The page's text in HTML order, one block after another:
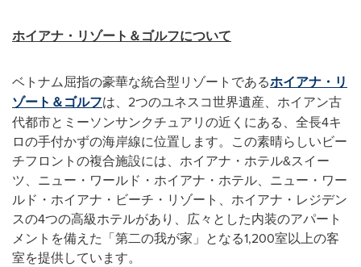
ホイアナ・リゾート＆ゴルフについて
ベトナム屈指の豪華な統合型リゾートであるホイアナ・リ
ゾート＆ゴルフは、2つのユネスコ世界遺産、ホイアン古
代都市とミーソンサンクチュアリの近くにある、全長4キ
ロの手付かずの海岸線に位置します。この素晴らしいビー
チフロントの複合施設には、ホイアナ・ホテル&スイー
ツ、ニュー・ワールド・ホイアナ・ホテル、ニュー・ワー
ルド・ホイアナ・ビーチ・リゾート、ホイアナ・レジデン
スの4つの高級ホテルがあり、広々とした内装のアパート
メントを備えた「第二の我が家」となる1,200室以上の客
室を提供しています。